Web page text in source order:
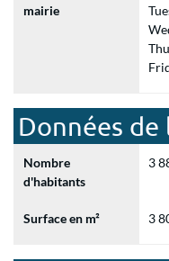
mairie
Données de
Nombre
d'habitants
3
Surface en m² 3